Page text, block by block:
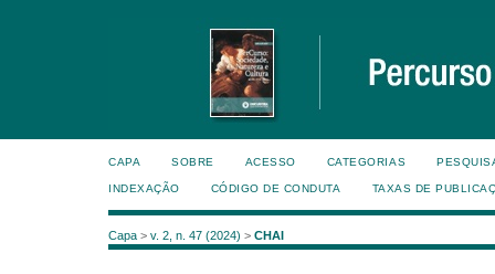
CAPA SOBRE ACESSO CATEGORIAS
INDEXAÇÃO CÓDIGO DE CONDUTA TAXAS DE
Capa > v. 2, n. 47 (2024) > CHAI